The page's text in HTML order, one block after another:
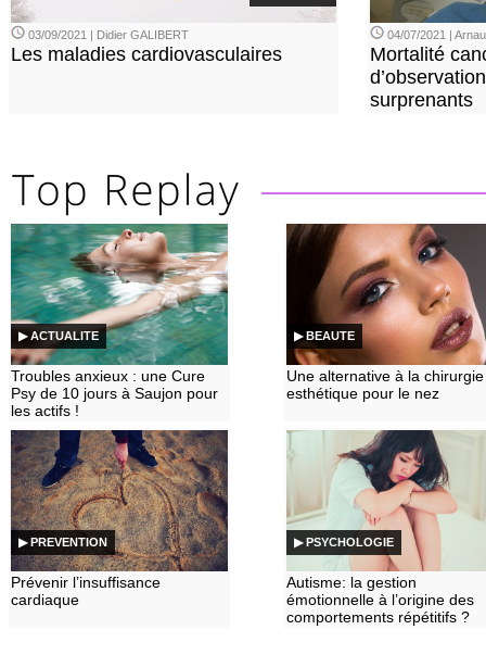
03/09/2021 | Didier GALIBERT
Les maladies cardiovasculaires
04/07/2021 |
Mortalité
surprenants
▶ ACTUALITE
Troubles anxieux : une Cure
Psy de 10 jours à Saujon pour
les actifs !
▶ BEAUTE
Une alternative à la chirurgie
esthétique pour le nez
▶ PREVENTION
Prévenir l’insuffisance
cardiaque
▶ PSYCHOLOGIE
Autisme: la gestion
émotionnelle à l’origine des
comportements répétitifs ?